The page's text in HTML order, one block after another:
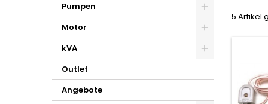
Pumpen
Motor
kVA
Outlet
Angebote
5 Artikel